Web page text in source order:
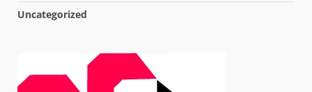
Uncategorized